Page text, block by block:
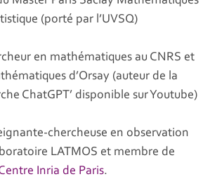
(porté par l’UVSQ)
en mathématiques au CNRS et
d’Orsay (auteur de la
ChatGPT’ disponible sur Youtube)
chercheuse en observation
LATMOS et membre de
Inria de Paris.